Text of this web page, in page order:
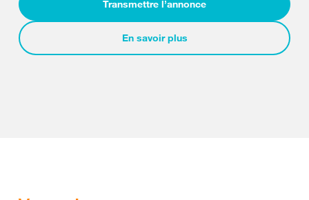
Transmettre l’annonce
En savoir plus